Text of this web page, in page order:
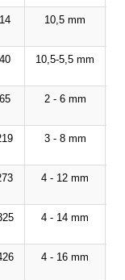
10,5 mm
10,5-5,5 mm
2 - 6 mm
3 - 8 mm
4 - 12 mm
4 - 14 mm
4 - 16 mm